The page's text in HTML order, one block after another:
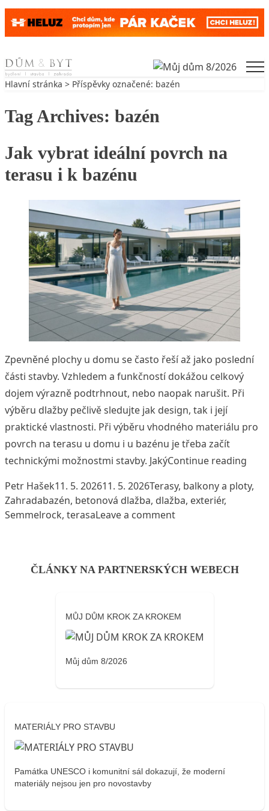
Skip to content
Hlavní stránka > Příspěvky označené: bazén
Tag Archives: bazén
Jak vybrat ideální povrch na
terasu i k bazénu
Zpevněné plochy u domu se často řeší až jako poslední
části stavby. Vzhledem a funkčností dokážou celkový
dojem výrazně podtrhnout, nebo naopak narušit. Při
výběru dlažby pečlivě sledujte jak design, tak i její
praktické vlastnosti. Při výběru vhodného materiálu pro
povrch na terasu u domu i u bazénu je třeba začít
technickými možnostmi stavby. JakýContinue reading
Posted by
Petr Hašek11. 5. 202611. 5. 2026Posted in
Terasy, balkony a ploty,
ZahradaTags:
bazén, betonová dlažba, dlažba, exteriér,
Semmelrock, terasaLeave a commenton Jak vybrat
ČLÁNKY NA PARTNERSKÝCH WEBECH
MŮJ DŮM KROK ZA KROKEM
Můj dům 8/2026
MATERIÁLY PRO STAVBU
Památka UNESCO i komunitní sál dokazují, že moderní
materiály nejsou jen pro novostavby